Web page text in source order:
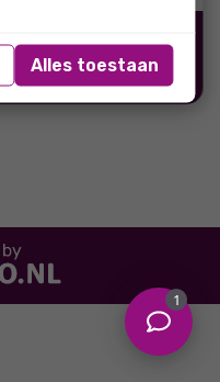
Bron:
Alles toestaan
1